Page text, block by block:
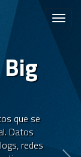
Toggle
que se
Datos
redes